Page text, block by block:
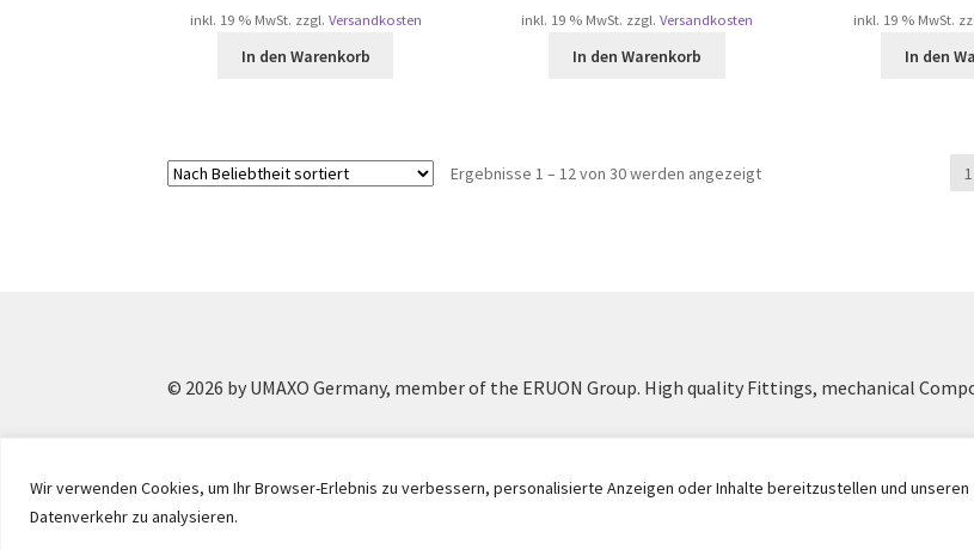
Wir verwenden Cookies, um Ihr Browser-Erlebnis zu verbessern, personalisierte Anzeigen oder Inhalte bereitzustellen und unseren
Datenverkehr zu analysieren.
inkl. 19 % MwSt. zzgl. Versandkosten
In den Warenkorb
inkl. 19 % MwSt. zzgl.Versandkosten
In den Warenkorb
inkl. 19 % MwSt.
In den
Ergebnisse 1 – 12 von 30 werden angezeigtNach
1
© 2026 by UMAXO Germany, member of the ERUON Group. High quality Fittings, mechanical
Vertrag widerrufen